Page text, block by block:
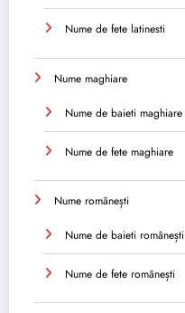
Nume de fete latinesti
Nume maghiare
Nume de baieti maghiare
Nume de fete maghiare
Nume românești
Nume de baieti românești
Nume de fete românești